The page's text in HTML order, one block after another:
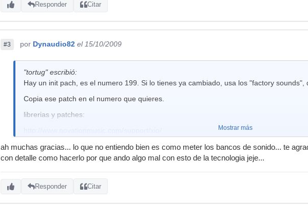
Responder Citar
#3 por Dynaudio82 el 15/10/2009
"tortug" escribió:
Hay un init pach, es el numero 199. Si lo tienes ya cambiado, usa los "factory sounds",
Copia ese patch en el numero que quieres.
librerias y patches:
http://www.novationmusic.com/support/x_station/
Puedes usar los patches de la x-station, también hay algunos en el Yahoo group X-
Mostrar más
ah muchas gracias... lo que no entiendo bien es como meter los bancos de sonido... te
con detalle como hacerlo por que ando algo mal con esto de la tecnologia jeje...
Responder Citar